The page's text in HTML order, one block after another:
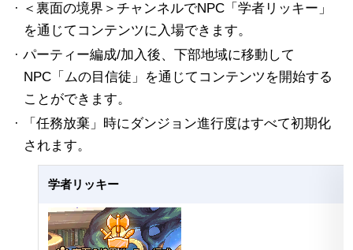
· ＜裏面の境界＞チャンネルでNPC「学者リッキー」
を通じてコンテンツに入場できます。
· パーティー編成/加入後、下部地域に移動して
NPC「ムの目信徒」を通じてコンテンツを開始する
ことができます。
· 「任務放棄」時にダンジョン進行度はすべて初期化
されます。
学者リッキー